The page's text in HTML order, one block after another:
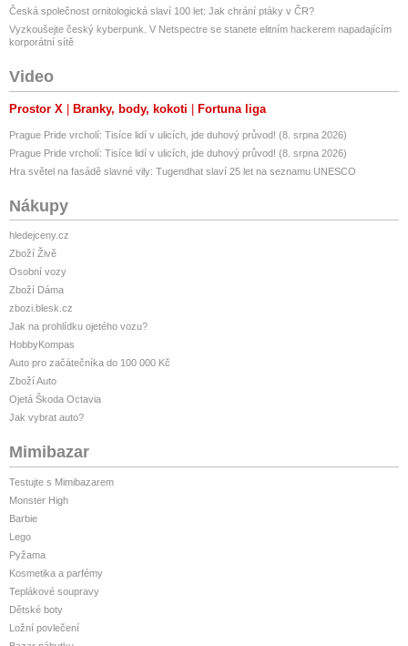
Česká společnost ornitologická slaví 100 let: Jak chrání ptáky v ČR?
Vyzkoušejte český kyberpunk. V Netspectre se stanete elitním hackerem napadajícím
korporátní sítě
Video
Prostor X Branky, body, kokoti Fortuna liga
Prague Pride vrcholí: Tisíce lidí v ulicích, jde duhový průvod! (8. srpna 2026)
Prague Pride vrcholí: Tisíce lidí v ulicích, jde duhový průvod! (8. srpna 2026)
Hra světel na fasádě slavné vily: Tugendhat slaví 25 let na seznamu UNESCO
Nákupy
hledejceny.cz
Zboží Živě
Osobní vozy
Zboží Dáma
zbozi.blesk.cz
Jak na prohlídku ojetého vozu?
HobbyKompas
Auto pro začátečníka do 100 000 Kč
Zboží Auto
Ojetá Škoda Octavia
Jak vybrat auto?
Mimibazar
Testujte s Mimibazarem
Monster High
Barbie
Lego
Pyžama
Kosmetika a parfémy
Teplákové soupravy
Dětské boty
Ložní povlečení